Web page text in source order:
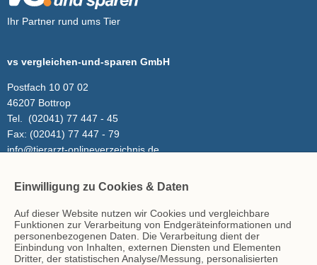
Ihr Partner rund ums Tier
vs vergleichen-und-sparen GmbH
Postfach 10 07 02
46207 Bottrop
Tel.
(02041) 77 447 - 45
Fax: (02041) 77 447 - 79
info@tierarzt-onlineverzeichnis.de
Inhalt
Tierarzt-Suche
Blog
Einwilligung zu Cookies & Daten
Auf dieser Website nutzen wir Cookies und vergleichbare
Funktionen zur Verarbeitung von Endgeräteinformationen und
personenbezogenen Daten. Die Verarbeitung dient der
Einbindung von Inhalten, externen Diensten und Elementen
Dritter, der statistischen Analyse/Messung, personalisierten